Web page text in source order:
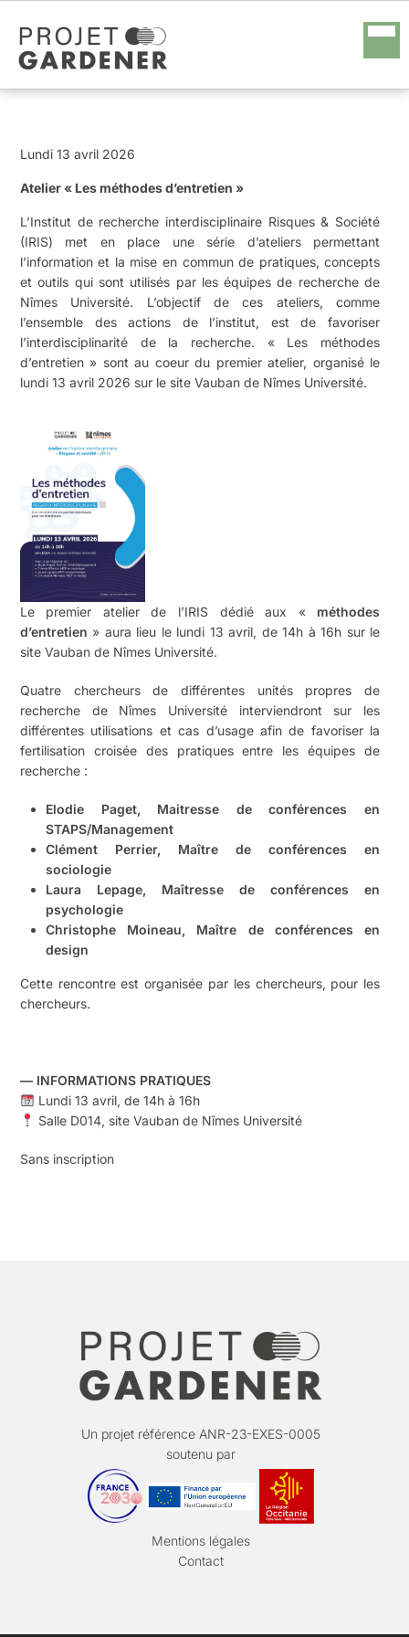
Lundi 13 avril 2026
Atelier « Les méthodes d’entretien »
L’Institut de recherche interdisciplinaire Risques & Société
(IRIS) met en place une série d’ateliers permettant
l’information et la mise en commun de pratiques, concepts
et outils qui sont utilisés par les équipes de recherche de
Nîmes Université. L’objectif de ces ateliers, comme
l’ensemble des actions de l’institut, est de favoriser
l’interdisciplinarité de la recherche. « Les méthodes
d’entretien » sont au coeur du premier atelier, organisé le
lundi 13 avril 2026 sur le site Vauban de Nîmes Université.
Le premier atelier de l’IRIS dédié aux « méthodes
d’entretien » aura lieu le lundi 13 avril, de 14h à 16h sur le
site Vauban de Nîmes Université.
Quatre chercheurs de différentes unités propres de
recherche de Nîmes Université interviendront sur les
différentes utilisations et cas d’usage afin de favoriser la
fertilisation croisée des pratiques entre les équipes de
recherche :
Elodie Paget, Maitresse de conférences en
STAPS/Management
Clément Perrier, Maître de conférences en
sociologie
Laura Lepage, Maîtresse de conférences en
psychologie
Christophe Moineau, Maître de conférences en
design
Cette rencontre est organisée par les chercheurs, pour les
chercheurs.
— INFORMATIONS PRATIQUES
Lundi 13 avril, de 14h à 16h
Salle D014, site Vauban de Nîmes Université
Sans inscription
Un projet référence ANR-23-EXES-0005
soutenu par
Mentions légales
Contact